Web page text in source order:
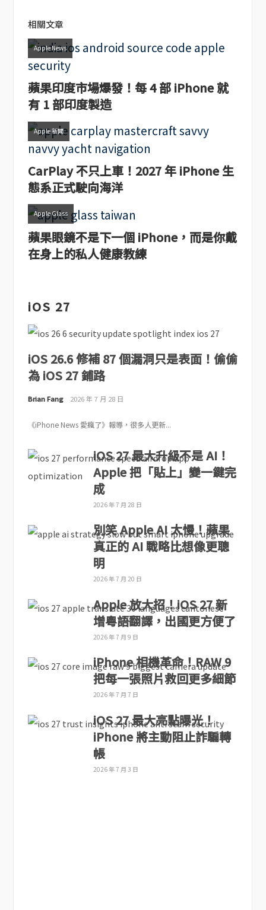
相關文章
Apple News
蘋果印度市場爆發！每 4 部 iPhone 就
有 1 部印度製造
Apple 新聞
CarPlay 不只上車！2027 年 iPhone 生
態系正式駛向海洋
Apple Glass
蘋果眼鏡不是下一個 iPhone，而是你戴
在身上的私人健康教練
iOS 27
iOS 26.6 修補 87 個漏洞只是表面！偷偷
為 iOS 27 鋪路
Brian Fang 2026 年 7 月 28 日
《iPhone News 愛瘋了》報導，很多人更新...
iOS 27 最大升級不是 AI！
Apple 把「貼上」變一鍵完
成
2026 年 7 月 28 日
別笑 Apple AI 太慢！蘋果
真正的 AI 戰略比想像更聰
明
2026 年 7 月 20 日
Apple 放大招！iOS 27 新
增粵語翻譯，出國更方便了
2026 年 7 月 9 日
iPhone 相機革命！RAW 9
把每一張照片救回更多細節
2026 年 7 月 7 日
iOS 27 最大亮點曝光！
iPhone 將主動阻止詐騙轉
帳
2026 年 7 月 3 日